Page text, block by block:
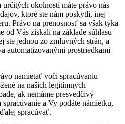
určitých okolností máte právo nás
ktoré ste nám poskytli, inej
Právo na prenosnosť sa však týka
od Vás získali na základe súhlasu
ste jednou zo zmluvných strán, a
automatizovanými prostriedkami
namietať voči spracúvaniu
na našich legitímnych
ak nemáme presvedčivý
a Vy podáte námietku,
spracúvať.